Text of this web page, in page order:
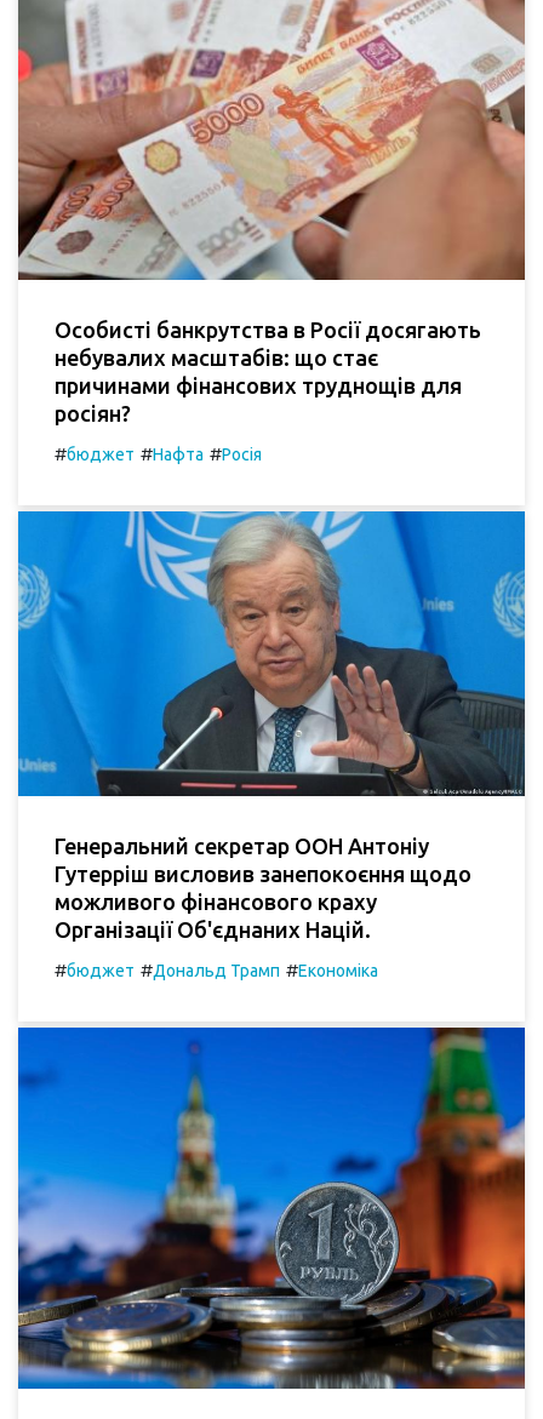
Особисті банкрутства в Росії досягають
небувалих масштабів: що стає
причинами фінансових труднощів для
росіян?
#бюджет #Нафта #Росія
Генеральний секретар ООН Антоніу
Гутерріш висловив занепокоєння щодо
можливого фінансового краху
Організації Об'єднаних Націй.
#бюджет #Дональд Трамп #Економіка